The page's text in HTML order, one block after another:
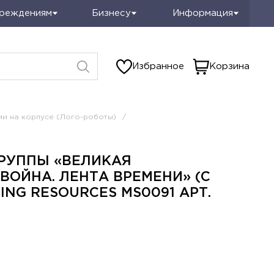
Бизнесу Информация
Избранное Корзина
на корпусе (Лого-роботы)
/
«ВЕЛИКАЯ
ЛЕНТА ВРЕМЕНИ» (С
RESOURCES MS0091 АРТ.